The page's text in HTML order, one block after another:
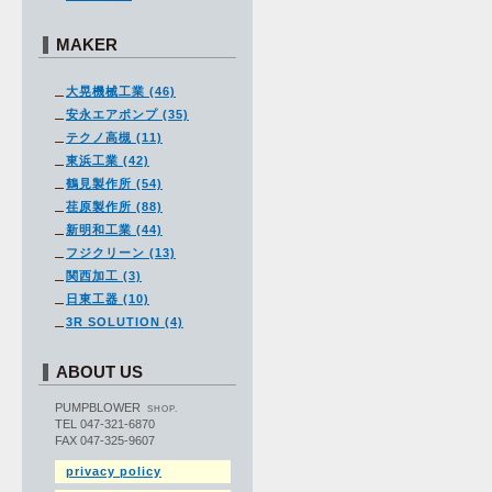
MAKER
大晃機械工業 (46)
安永エアポンプ (35)
テクノ高槻 (11)
東浜工業 (42)
鶴見製作所 (54)
荏原製作所 (88)
新明和工業 (44)
フジクリーン (13)
関西加工 (3)
日東工器 (10)
3R SOLUTION (4)
ABOUT US
PUMPBLOWER SHOP.
TEL 047-321-6870
FAX 047-325-9607
privacy policy